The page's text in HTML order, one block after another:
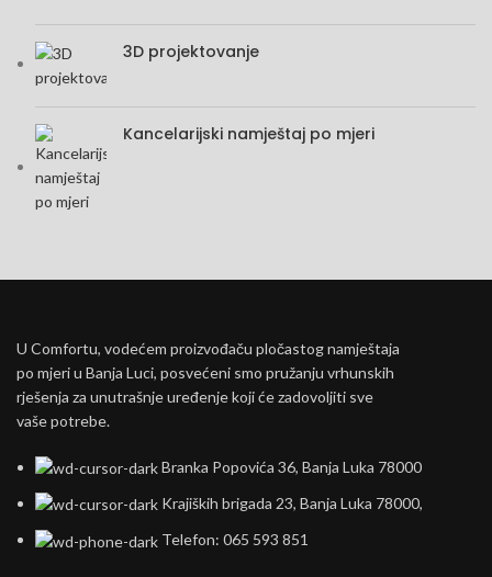
3D projektovanje
Kancelarijski namještaj po mjeri
U Comfortu, vodećem proizvođaču pločastog namještaja
po mjeri u Banja Luci, posvećeni smo pružanju vrhunskih
rješenja za unutrašnje uređenje koji će zadovoljiti sve
vaše potrebe.
Branka Popovića 36, Banja Luka 78000
Krajiških brigada 23, Banja Luka 78000,
Telefon: 065 593 851